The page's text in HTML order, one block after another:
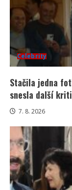
Celebrity
Stačila jedna
snesla další
7. 8. 2026